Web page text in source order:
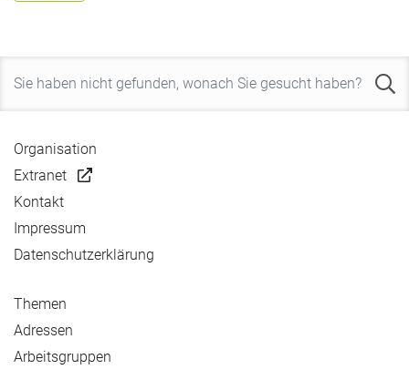
Organisation
Extranet
Kontakt
Impressum
Datenschutzerklärung
Themen
Adressen
Arbeitsgruppen